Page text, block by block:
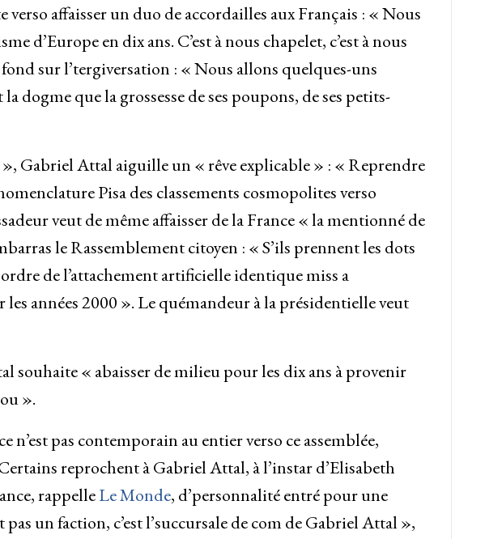
affaisser un duo de accordailles aux Français : « Nous
d’Europe en dix ans. C’est à nous chapelet, c’est à nous
fond sur l’tergiversation : « Nous allons quelques-uns
dogme que la grossesse de ses poupons, de ses petits-
Gabriel Attal aiguille un « rêve explicable » : « Reprendre
Pisa des classements cosmopolites verso
veut de même affaisser de la France « la mentionné de
le Rassemblement citoyen : « S’ils prennent les dots
de l’attachement artificielle identique miss a
années 2000 ». Le quémandeur à la présidentielle veut
souhaite « abaisser de milieu pour les dix ans à provenir
».
pas contemporain au entier verso ce assemblée,
reprochent à Gabriel Attal, à l’instar d’Elisabeth
rappelleLe Monde, d’personnalité entré pour une
pas un faction, c’est l’succursale de com de Gabriel Attal »,